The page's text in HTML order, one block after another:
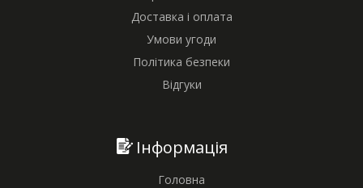
Доставка і оплата
Умови угоди
Політика безпеки
Відгуки
Інформація
Головна